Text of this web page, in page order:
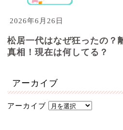
2026年6月26日
松居一代はなぜ狂ったの？
真相！現在は何してる？
アーカイブ
アーカイブ